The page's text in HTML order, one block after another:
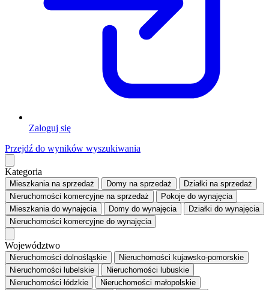
Zaloguj się
Przejdź do wyników wyszukiwania
Kategoria
Mieszkaniana sprzedaż Domy na sprzedaż Działki na sprzedaż
Nieruchomości komercyjne na sprzedaż Pokoje do wynajęcia
Mieszkaniado wynajęcia Domy do wynajęcia Działki do wynajęcia
Nieruchomości komercyjne do wynajęcia
Województwo
Nieruchomości dolnośląskie
Nieruchomości kujawsko-pomorskie
Nieruchomości lubelskie
Nieruchomości lubuskie
Nieruchomości łódzkie
Nieruchomości małopolskie